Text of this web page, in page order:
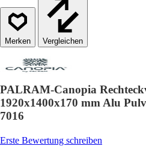
Vergleichen
PALRAM-Canopia
1920x1400x170 mm Alu
7016
Erste Bewertung schreiben